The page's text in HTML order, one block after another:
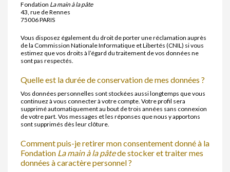
Fondation La main à la pâte
43, rue de Rennes
75006 PARIS
Vous disposez également du droit de porter une réclamation auprès
de la Commission Nationale Informatique et Libertés (CNIL) si vous
estimez que vos droits à l’égard du traitement de vos données ne
sont pas respectés.
Quelle est la durée de conservation de mes données ?
Vos données personnelles sont stockées aussi longtemps que vous
continuez à vous connecter à votre compte. Votre profil sera
supprimé automatiquement au bout de trois années sans connexion
de votre part. Vos messages et les réponses que nous y apportons
sont supprimés dès leur clôture.
Comment puis-je retirer mon consentement donné à la
Fondation La main à la pâtede stocker et traiter mes
données à caractère personnel ?